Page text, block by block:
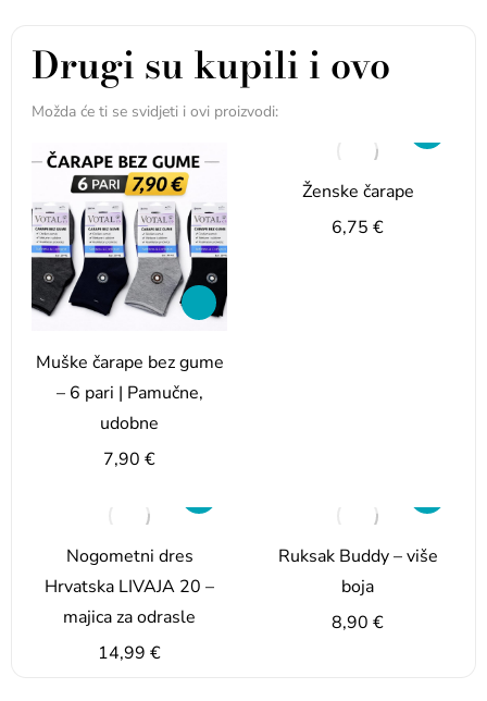
Drugi su kupili i ovo
Možda će ti se svidjeti i ovi proizvodi:
Muške čarape bez gume
– 6 pari | Pamučne,
udobne
7,90 €
Ženske čarape
6,75 €
Nogometni dres
Hrvatska LIVAJА 20 –
majica za odrasle
14,99 €
Ruksak Buddy – više
boja
8,90 €